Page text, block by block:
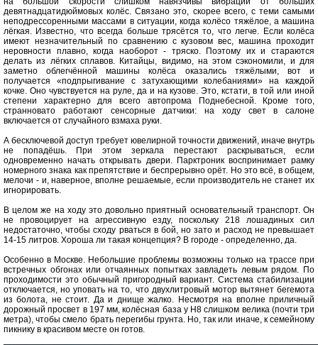
девятнадцатидюймовых колёс. Связано это, скорее всего, с теми самыми
неподрессоренными массами в ситуации, когда колёсо тяжёлое, а машина
лёгкая. Известно, что всегда больше трясётся то, что легче. Если колёса
имеют незначительный по сравнению с кузовом вес, машина проходит
неровности плавно, когда наоборот - тряско. Поэтому их и стараются
делать из лёгких сплавов. Китайцы, видимо, на этом сэкономили, и для
заметно облегчённой машины колёса оказались тяжёлыми, вот и
получается «подпрыгивание с затухающими колебаниями» на каждой
кочке. Оно чувствуется на руле, да и на кузове. Это, кстати, в той или иной
степени характерно для всего автопрома Поднебесной. Кроме того,
странновато работают сенсорные датчики: на ходу свет в салоне
включается от случайного взмаха руки.
А бесключевой доступ требует ювелирной точности движений, иначе внутрь
не попадёшь. При этом зеркала перестают раскрываться, если
одновременно начать открывать двери. Парктроник воспринимает рамку
номерного знака как препятствие и беспрерывно орёт. Но это всё, в общем,
мелочи - и, наверное, вполне решаемые, если производитель не станет их
игнорировать.
В целом же на ходу это довольно приятный основательный транспорт. Он
не провоцирует на агрессивную езду, поскольку 218 лошадиных сил
недостаточно, чтобы сходу рваться в бой, но зато и расход не превышает
14-15 литров. Хороша ли такая концепция? В городе - определенно, да.
Особенно в Москве. Небольшие проблемы возможны только на трассе при
встречных обгонах или отчаянных попытках завладеть левым рядом. По
проходимости это обычный пригородный вариант. Система стабилизации
отключается, но уповать на то, что двухлитровый мотор вытянет бегемота
из болота, не стоит. Да и днище жалко. Несмотря на вполне приличный
дорожный просвет в 197 мм, колёсная база у Н8 слишком велика (почти три
метра), чтобы смело брать перегибы грунта. Но, так или иначе, к семейному
пикнику в красивом месте он готов.